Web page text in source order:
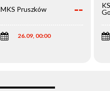
MKS Pruszków --
26.09, 00:00